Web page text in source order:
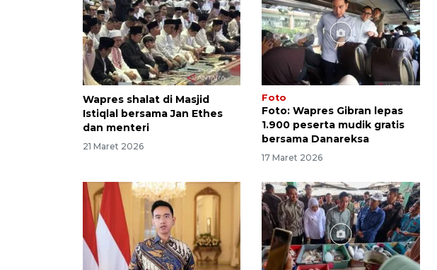
Wapres shalat di Masjid
Istiqlal bersama Jan Ethes
dan menteri
21 Maret 2026
Foto
Foto: Wapres Gibran lepas
1.900 peserta mudik gratis
bersama Danareksa
17 Maret 2026